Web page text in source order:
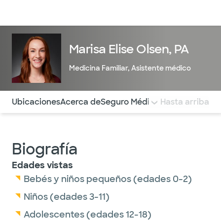
Marisa Elise Olsen, PA
Medicina Familiar, Asistente médico
Utilice esta navegación para saltar rápidamente a
UbicacionesAcerca deSeguro Médico COMENTARIOS
Hasta arriba
Biografía
Edades vistas
Bebés y niños pequeños (edades 0-2)
Niños (edades 3-11)
Adolescentes (edades 12-18)